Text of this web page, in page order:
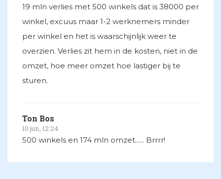
19 mln verlies met 500 winkels dat is 38000 per
winkel, excuus maar 1-2 werknemers minder
per winkel en het is waarschijnlijk weer te
overzien. Verlies zit hem in de kosten, niet in de
omzet, hoe meer omzet hoe lastiger bij te
sturen.
Ton Bos
10 jun, 12:24
500 winkels en 174 mln omzet...... Brrrr!